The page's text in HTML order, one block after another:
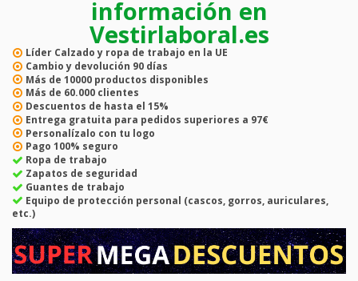
información en
Vestirlaboral.es
Líder Calzado y ropa de trabajo en la UE
Cambio y devolución 90 días
Más de 10000 productos disponibles
Más de 60.000 clientes
Descuentos de hasta el 15%
Entrega gratuita para pedidos superiores a 97€
Personalízalo con tu logo
Pago 100% seguro
Ropa de trabajo
Zapatos de seguridad
Guantes de trabajo
Equipo de protección personal (cascos, gorros, auriculares,
etc.)